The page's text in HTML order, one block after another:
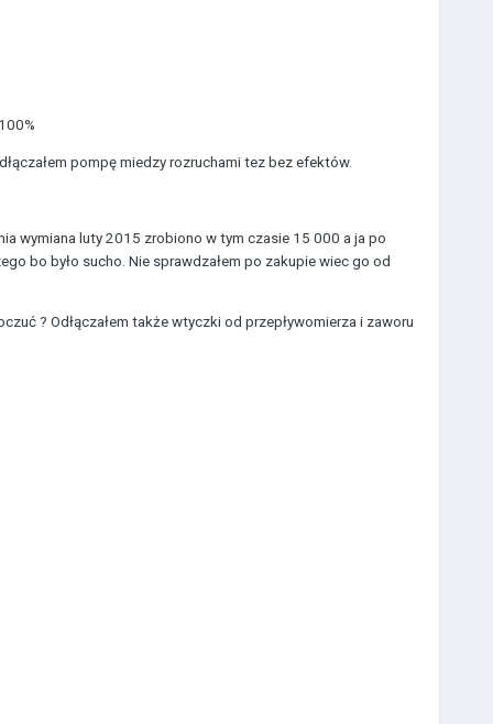
pompę miedzy rozruchami tez bez efektów.
wymiana luty 2015 zrobiono w tym czasie 15 000 a ja po
bo było sucho. Nie sprawdzałem po zakupie wiec go od
? Odłączałem także wtyczki od przepływomierza i zaworu